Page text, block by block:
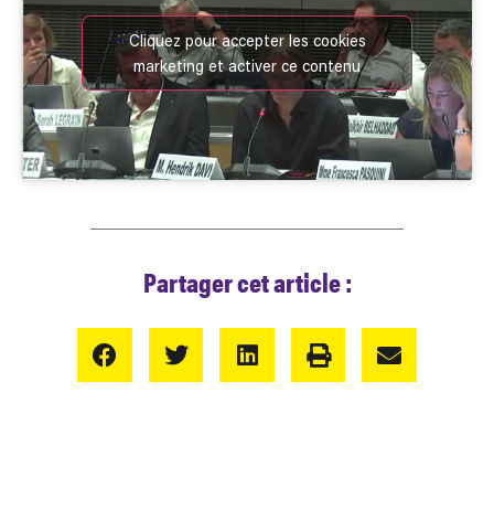
Cliquez pour accepter les cookies
marketing et activer ce contenu
Partager cet article :